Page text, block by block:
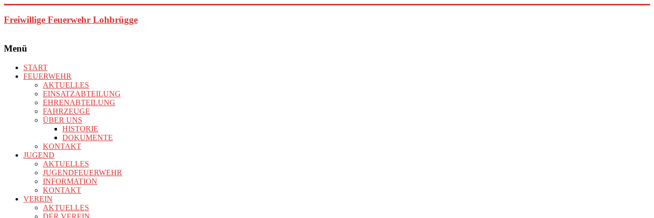
Inhalt
springen
Freiwillige Feuerwehr Lohbrügge
Menü
START
FEUERWEHR
AKTUELLES
EINSATZABTEILUNG
EHRENABTEILUNG
FAHRZEUGE
ÜBER UNS
HISTORIE
DOKUMENTE
KONTAKT
JUGEND
AKTUELLES
JUGENDFEUERWEHR
INFORMATION
KONTAKT
VEREIN
AKTUELLES
DER VEREIN